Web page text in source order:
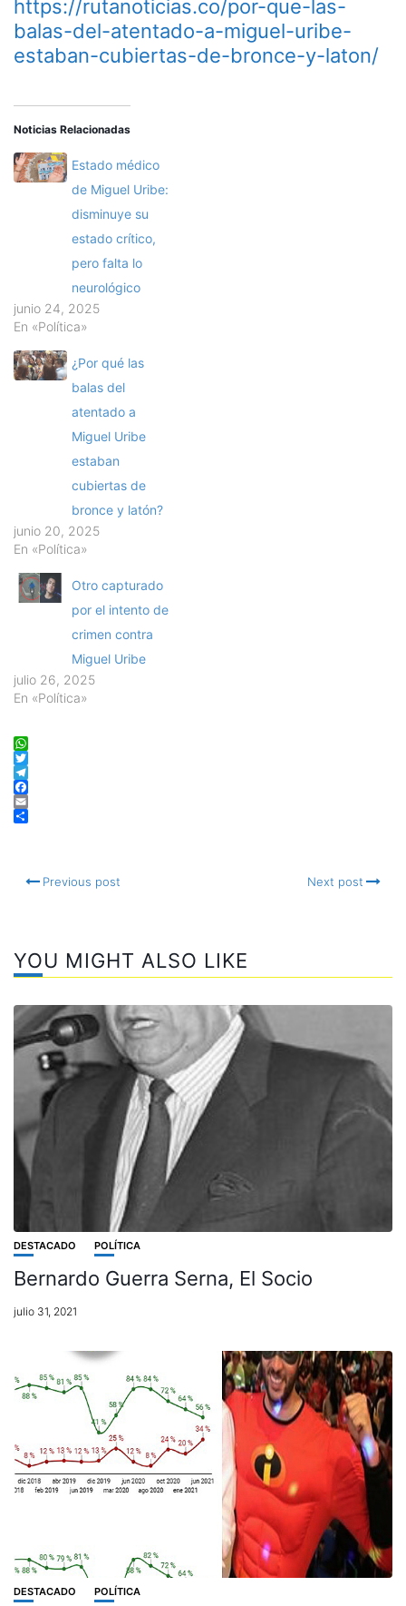
https://rutanoticias.co/por-que-las-
balas-del-atentado-a-miguel-uribe-
estaban-cubiertas-de-bronce-y-laton/
Noticias Relacionadas
Estado médico
de Miguel Uribe:
disminuye su
estado crítico,
pero falta lo
neurológico
junio 24, 2025
En «Política»
¿Por qué las
balas del
atentado a
Miguel Uribe
estaban
cubiertas de
bronce y latón?
junio 20, 2025
En «Política»
Otro capturado
por el intento de
crimen contra
Miguel Uribe
julio 26, 2025
En «Política»
WhatsApp
Twitter
Telegram
Facebook
Email
Previous post Next post
YOU MIGHT ALSO LIKE
DESTACADO POLÍTICA
Bernardo Guerra Serna, El Socio
julio 31, 2021
DESTACADO POLÍTICA